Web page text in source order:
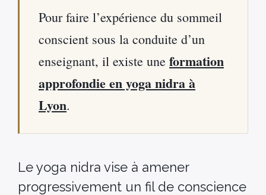
Pour faire l’expérience du sommeil
conscient sous la conduite d’un
enseignant, il existe une formation
approfondie en yoga nidra à
Lyon.
Le yoga nidra vise à amener
progressivement un fil de conscience